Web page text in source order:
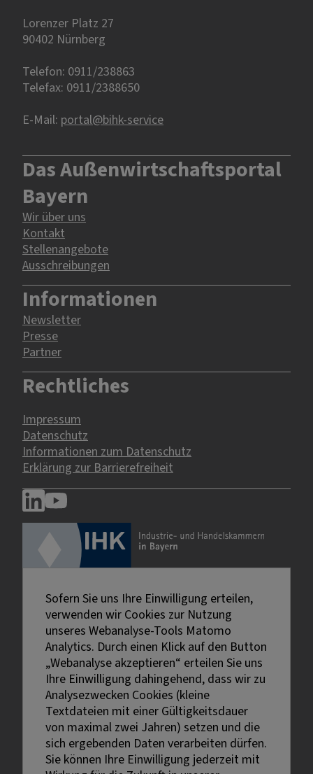
Lorenzer Platz 27
90402 Nürnberg‎‎
Telefon: 0911/238863
Telefax: 0911/2388650
E-Mail: portal@bihk-service
Das Außenwirtschaftsportal
Bayern
Wir über uns
Kontakt
Stellenangebote
Ausschreibungen
Informationen
Newsletter
Presse
Partner
Rechtliches
Impressum
Datenschutz
Informationen zum Datenschutz
Erklärung zur Barrierefreiheit
Externe Links sind mit dem Symbol
Sofern Sie uns Ihre Einwilligung erteilen,
verwenden wir Cookies zur Nutzung
unseres Webanalyse-Tools Matomo
Analytics. Durch einen Klick auf den Button
„Webanalyse akzeptieren“ erteilen Sie uns
Ihre Einwilligung dahingehend, dass wir zu
Analysezwecken Cookies (kleine
Textdateien mit einer Gültigkeitsdauer
von maximal zwei Jahren) setzen und die
sich ergebenden Daten verarbeiten dürfen.
Sie können Ihre Einwilligung jederzeit mit